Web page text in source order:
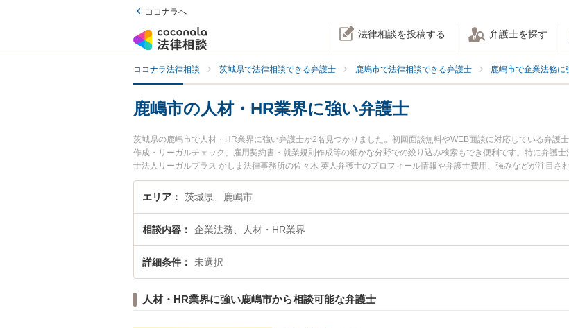
ココナラへ
法律相談を投稿する 弁護士を探す
ココナラ法律相談 茨城県で法律相談できる弁護士 鹿嶋市で法律相談できる弁護士 鹿嶋市で企業法務に
鹿嶋市の人材・HR業界に強い弁護士
茨城県の鹿嶋市で人材・HR業界に強い弁護士が2名見つかりました。初回面談無料やWEB面談に対応している弁護
作成・リーガルチェック、雇用契約書・就業規則作成等の細かな分野での絞り込み検索もでき便利です。特に弁護
士法人リーガルプラス かしま法律事務所の佐々木 英人弁護士のプロフィール情報や弁護士費用、強みなどが注目
トラブルを今すぐに弁護士に相談したい』『人材・HR業界のトラブル解決の実績豊富な近くの弁護士を検索した
弁護士に相談予約したい』などでお困りの相談者さんにおすすめです。
エリア 茨城県、鹿嶋市
相談内容 企業法務、人材・HR業界
詳細条件 未選択
人材・HR業界に強い鹿嶋市から相談可能な弁護士